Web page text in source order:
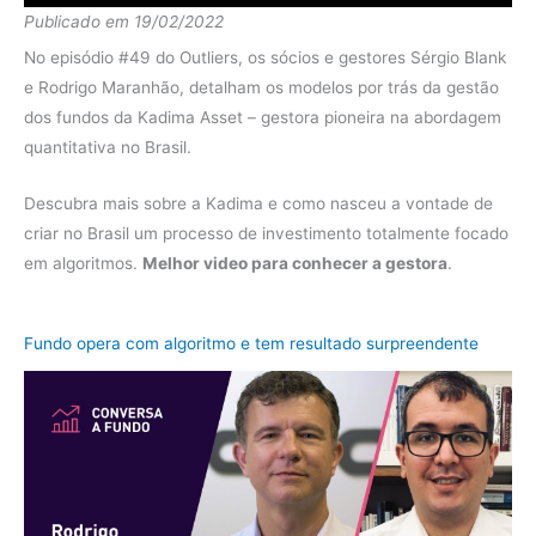
2019
Fundo 2.86%
CDI 5.96%
Fundo 16.12%
2017
Fundo 20.60%
CDI 9.92%
diferença 10.68%
Fundo 11.80%
CDI 14.01%
Publicado em 19/02/2022
No episódio #49 do Outliers, os sócios e gestores Sérgio Blank
e Rodrigo Maranhão, detalham os modelos por trás da gestão
dos fundos da Kadima Asset – gestora pioneira na abordagem
quantitativa no Brasil.
Descubra mais sobre a Kadima e como nasceu a vontade de
criar no Brasil um processo de investimento totalmente focado
em algoritmos. Melhor video para conhecer a gestora.
Fundo opera com algoritmo e tem resultado surpreendente